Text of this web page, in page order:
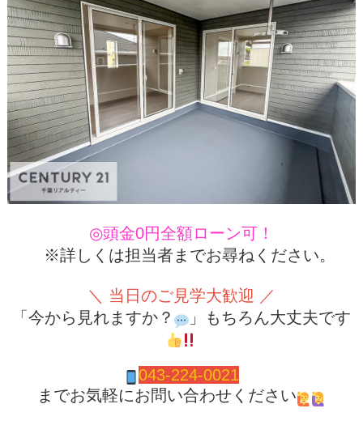
◎頭金0円全額ローン可！
※詳しくは担当者までお尋ねください。
＼ 当日のご見学大歓迎 ／
「今から見れますか？
」もちろん大丈夫です
043-224-0021
までお気軽にお問い合わせください